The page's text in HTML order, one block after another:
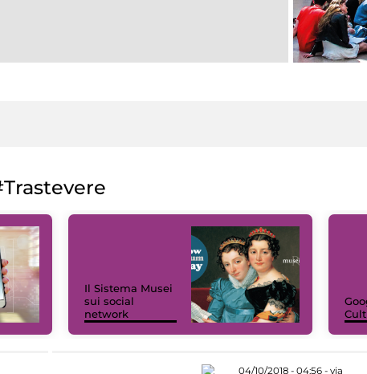
Il Sistema Musei
sui social
network